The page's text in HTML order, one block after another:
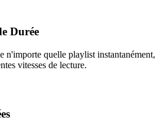
Durée
n'importe quelle playlist instantanément,
vitesses de lecture.